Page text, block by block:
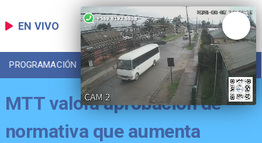
EN VIVO
PROGRAMACIÓN LOCAL DEPORTES
MTT valora aprobación de
normativa que aumenta